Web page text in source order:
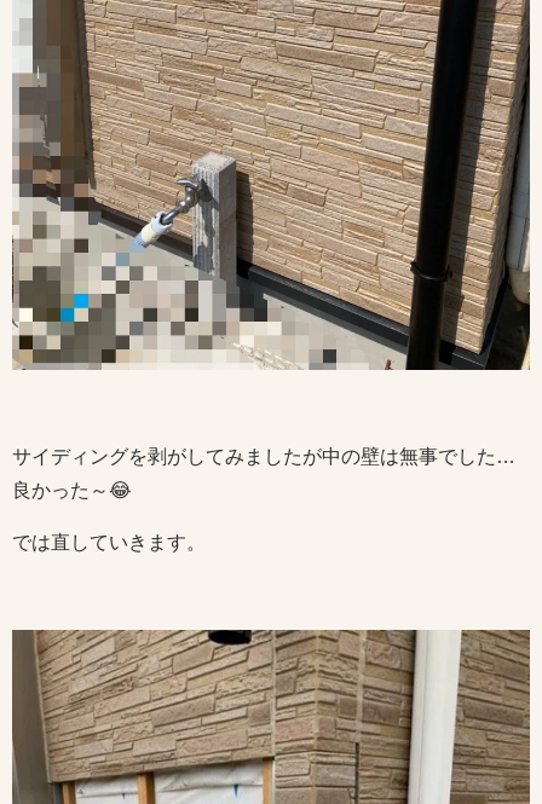
サイディングを剥がしてみましたが中の壁は無事でした…
良かった～😂
では直していきます。